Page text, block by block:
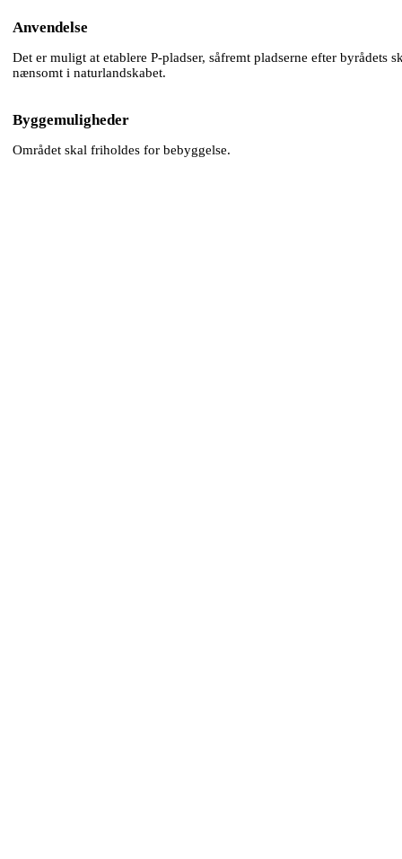
Anvendelse
Det er muligt at etablere P-pladser, såfremt pladserne efter byrådets
nænsomt i naturlandskabet.
Byggemuligheder
Området skal friholdes for bebyggelse.